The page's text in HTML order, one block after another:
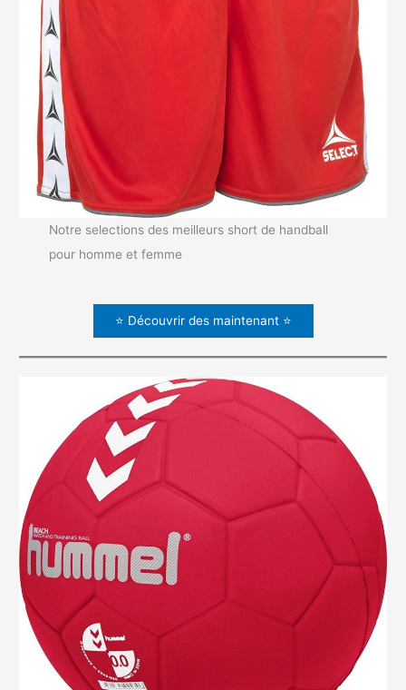
Notre selections des meilleurs short de handball
pour homme et femme
⭐ Découvrir des maintenant ⭐